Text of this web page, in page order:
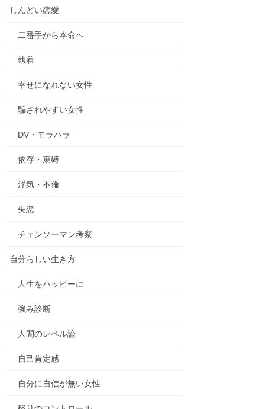
しんどい恋愛
二番手から本命へ
執着
幸せになれない女性
騙されやすい女性
DV・モラハラ
依存・束縛
浮気・不倫
失恋
チェンソーマン考察
自分らしい生き方
人生をハッピーに
強み診断
人間のレベル論
自己肯定感
自分に自信が無い女性